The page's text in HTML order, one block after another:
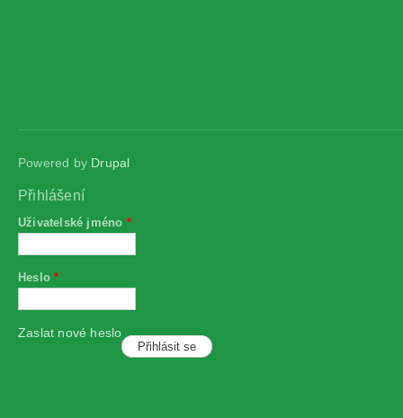
Powered by Drupal
Přihlášení
Uživatelské jméno *
Heslo*
Zaslat nové heslo